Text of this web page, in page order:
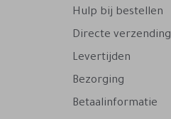
Hulp bij bestellen
Directe verzending
Levertijden
Bezorging
Betaalinformatie